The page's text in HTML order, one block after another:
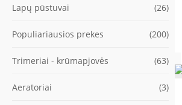
Lapų pūstuvai (26)
Populiariausios prekes (200)
Trimeriai - krūmapjovės (63)
Aeratoriai (3)